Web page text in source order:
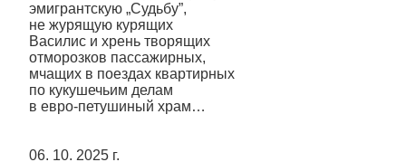
эмигрантскую „Судьбу”,
не журящую курящих
Василис и хрень творящих
отморозков пассажирных,
мчащих в поездах квартирных
по кукушечьим делам
в евро-петушиный храм…
06. 10. 2025 г.